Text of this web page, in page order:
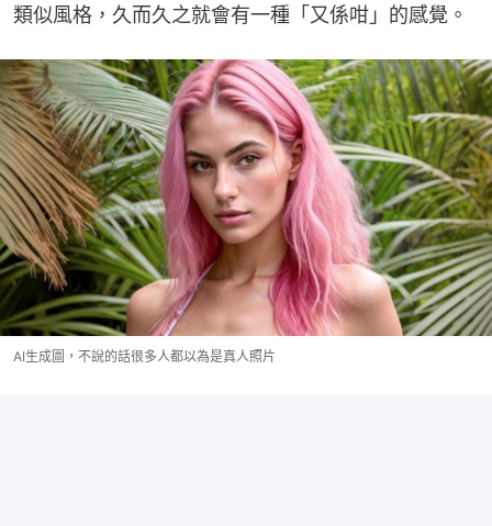
類似風格，久而久之就會有一種「又係咁」的感覺。
AI生成圖，不說的話很多人都以為是真人照片